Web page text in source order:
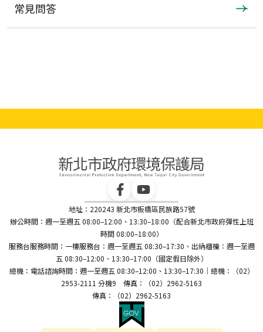
常見問答
地址：220243 新北市板橋區民族路57號
辦公時間：週一至週五 08:00–12:00、13:30–18:00（配合新北市政府彈性上班
時間 08:00–18:00）
服務台服務時間：一樓服務台：週一至週五 08:30–17:30、出納櫃檯：週一至週
五 08:30–12:00、13:30–17:00（國定假日除外）
總機：電話諮詢時間：週一至週五 08:30–12:00、13:30–17:30｜總機：（02）
2953-2111 分機9 傳真：（02）2962-5163
傳真：（02）2962-5163